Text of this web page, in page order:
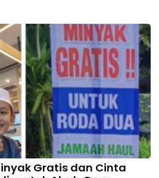
Gratis dan Cinta